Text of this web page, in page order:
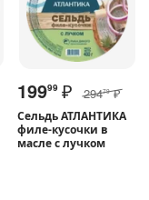
19999 ₽ 29479 ₽
Сельдь АТЛАНТИКА
филе-кусочки в
масле с лучком